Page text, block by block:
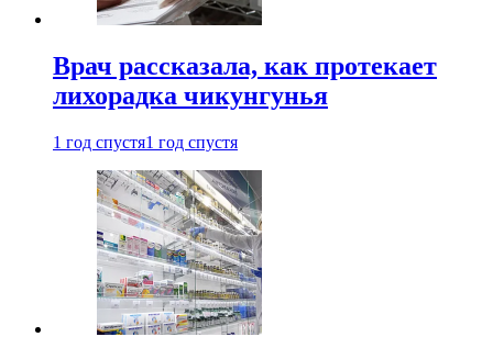
Врач рассказала, как протекает
лихорадка чикунгунья
1 год спустя1 год спустя